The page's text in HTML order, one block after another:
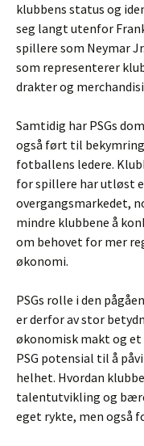
klubbens status og
seg langt utenfor
spillere som Neymar
som representerer
drakter og
Samtidig har PSGs
også ført til
fotballens ledere.
for spillere har utløst
overgangsmarkedet,
mindre klubbene å
om behovet for mer
økonomi.
PSGs rolle i den
er derfor av stor
økonomisk makt og et
PSG potensial til å
helhet. Hvordan
talentutvikling og
eget rykte, men også